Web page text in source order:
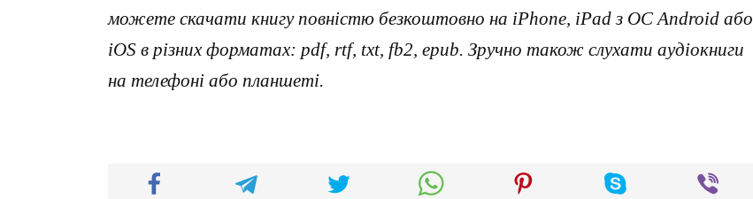
можете скачати книгу повністю безкоштовно на iPhone, iPad з ОС Android або
iOS в різних форматах: pdf, rtf, txt, fb2, epub. Зручно також слухати аудіокниги
на телефоні або планшеті.